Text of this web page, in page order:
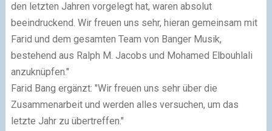
den letzten Jahren vorgelegt hat, waren absolut
beeindruckend. Wir freuen uns sehr, hieran gemeinsam mit
Farid und dem gesamten Team von Banger Musik,
bestehend aus Ralph M. Jacobs und Mohamed Elbouhlali
anzuknüpfen."
Farid Bang ergänzt: "Wir freuen uns sehr über die
Zusammenarbeit und werden alles versuchen, um das
letzte Jahr zu übertreffen."